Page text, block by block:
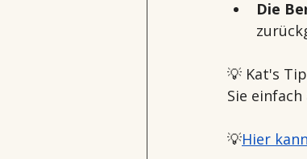
Die
💡 Kat's
Sie
💡Hier